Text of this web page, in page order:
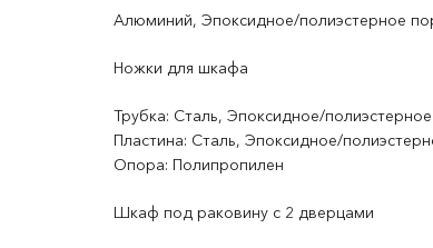
Алюминий, Эпоксидное/полиэстерное
Ножки для шкафа
Трубка: Сталь, Эпоксидное/
Пластина: Сталь, Эпоксидное/
Опора: Полипропилен
Шкаф под раковину с 2 дверцами